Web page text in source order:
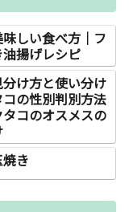
しい食べ方｜フ
揚げレシピ
け方と使い分け
の性別判別方法
コのオスメスの
き